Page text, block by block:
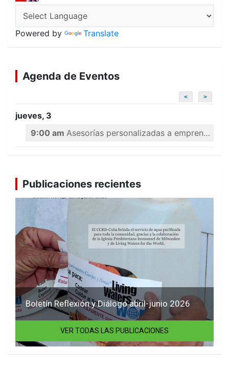
Powered by Translate
Agenda de Eventos
< >
jueves, 3
9:00 am Asesorías personalizadas a emprendedores
Publicaciones recientes
Boletín Reflexión y Diálogo abril-junio 2026
VER TODAS LAS PUBLICACIONES